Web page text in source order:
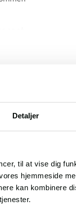
Detaljer
til at vise dig
hjemmeside
kan kombinere